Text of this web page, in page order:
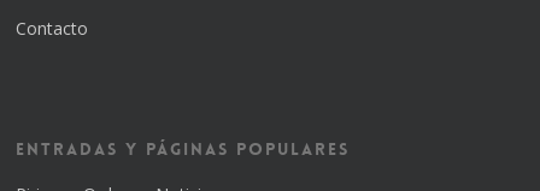
Contacto
Entradas y Páginas Populares